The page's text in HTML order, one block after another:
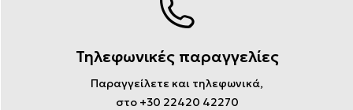
Τηλεφωνικές παραγγελίες
Παραγγείλετε και τηλεφωνικά,
στο +30 22420 42270